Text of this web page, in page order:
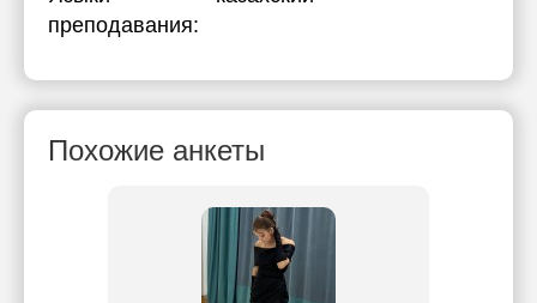
преподавания:
Похожие анкеты